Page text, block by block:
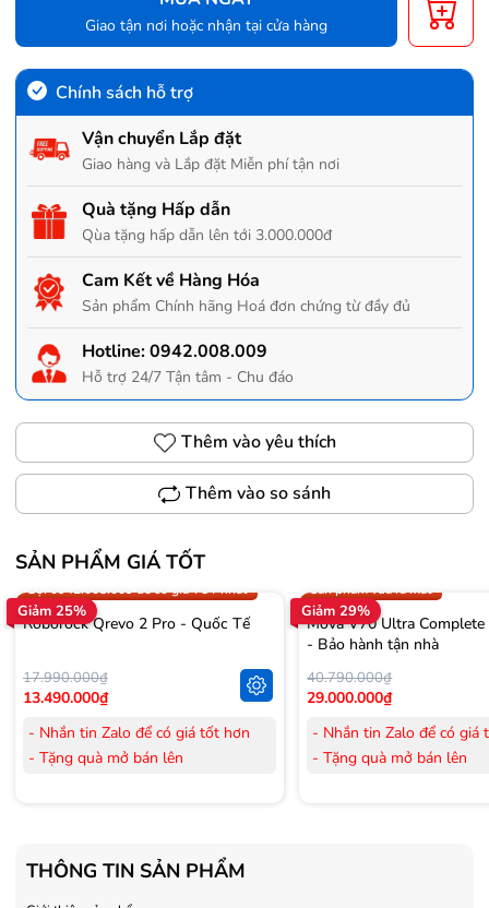
Giao tận nơi hoặc nhận tại cửa hàng
Chính sách hỗ trợ
Vận chuyển Lắp đặt
Giao hàng và Lắp đặt Miễn phí tận nơi
Quà tặng Hấp dẫn
Qùa tặng hấp dẫn lên tới 3.000.000đ
Cam Kết về Hàng Hóa
Sản phẩm Chính hãng Hoá đơn chứng từ đầy đủ
Hotline:0942.008.009
Hỗ trợ 24/7 Tận tâm - Chu đáo
Thêm vào yêu thích
Thêm vào so sánh
SẢN PHẨM GIÁ TỐT
Giảm 25%
Trợ giá 300.000đ
Gọi 0942.008.009 để có giá TỐT nhất
Roborock Qrevo 2 Pro - Quốc Tế
17.990.000₫
13.490.000₫
- Nhắn tin Zalo để có giá tốt hơn
- Tặng quà mở bán lên
- Tặng Voucher trị giá 150.000đ
mua Máy lọc Không khí
Giảm 29%
Sản phẩm vừa ra mắt
Mova V70 Ultra
- Bảo hành tận nhà
40.790.000₫
29.000.000₫
- Nhắn tin Zalo để có giá
- Tặng quà mở bán lên
THÔNG TIN SẢN PHẨM